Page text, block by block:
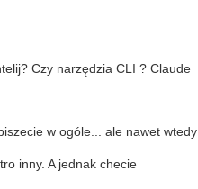
Czy narzędzia CLI ? Claude
w ogóle... ale nawet wtedy
inny. A jednak checie